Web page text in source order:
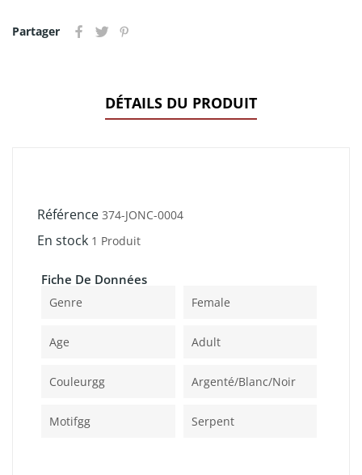
Partager
DÉTAILS DU PRODUIT
Référence 374-JONC-0004
En stock 1 Produit
Fiche De Données
Genre Female
Age Adult
Couleurgg Argenté/blanc/noir
Motifgg Serpent